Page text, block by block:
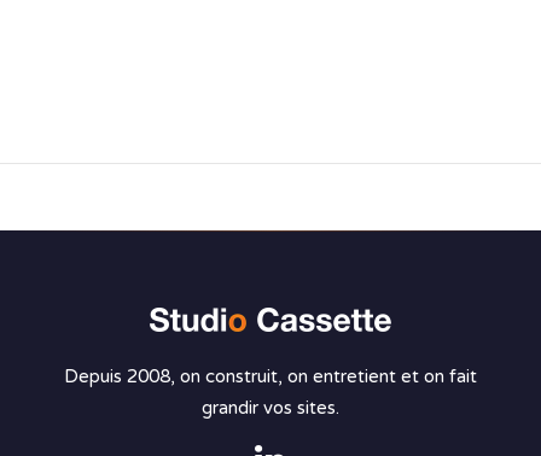
Depuis 2008, on construit, on entretient et on fait
grandir vos sites.